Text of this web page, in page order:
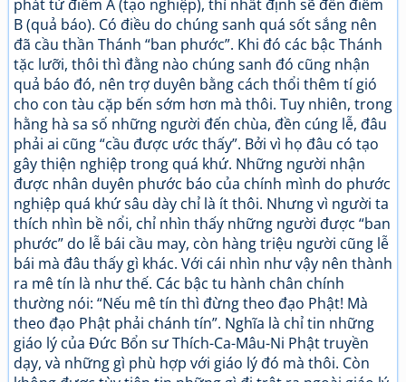
phát từ điểm A (tạo nghiệp), thì nhất định sẽ đến điểm
B (quả báo). Có điều do chúng sanh quá sốt sắng nên
đã cầu thần Thánh “ban phước”. Khi đó các bậc Thánh
tặc lưỡi, thôi thì đằng nào chúng sanh đó cũng nhận
quả báo đó, nên trợ duyên bằng cách thổi thêm tí gió
cho con tàu cặp bến sớm hơn mà thôi. Tuy nhiên, trong
hằng hà sa số những người đến chùa, đền cúng lễ, đâu
phải ai cũng “cầu được ước thấy”. Bởi vì họ đâu có tạo
gây thiện nghiệp trong quá khứ. Những người nhận
được nhân duyên phước báo của chính mình do phước
nghiệp quá khứ sâu dày chỉ là ít thôi. Nhưng vì người ta
thích nhìn bề nổi, chỉ nhìn thấy những người được “ban
phước” do lễ bái cầu may, còn hàng triệu người cũng lễ
bái mà đâu thấy gì khác. Với cái nhìn như vậy nên thành
ra mê tín là như thế. Các bậc tu hành chân chính
thường nói: “Nếu mê tín thì đừng theo đạo Phật! Mà
theo đạo Phật phải chánh tín”. Nghĩa là chỉ tin những
giáo lý của Đức Bổn sư Thích-Ca-Mâu-Ni Phật truyền
dạy, và những gì phù hợp với giáo lý đó mà thôi. Còn